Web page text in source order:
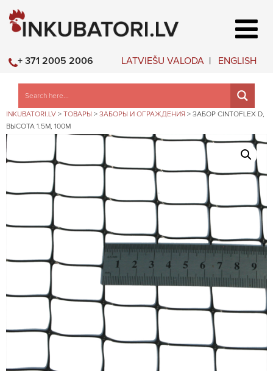
LATVIEŠU VALODA ENGLISH
+ 371 2005 2006
INKUBATORI.LV > ТОВАРЫ > ЗАБОРЫ И ОГРАЖДЕНИЯ > ЗАБОР CINTOFLEX D,
ВЫСОТА 1.5М, 100М